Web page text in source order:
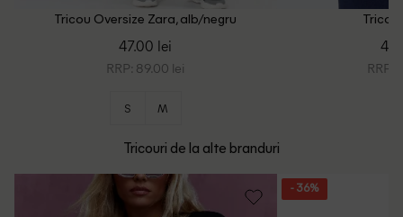
Tricou Oversize Zara, alb/negru
47.00 lei
RRP: 89.00 lei
S M
RRP:
Tricouri de la alte branduri
- 36%